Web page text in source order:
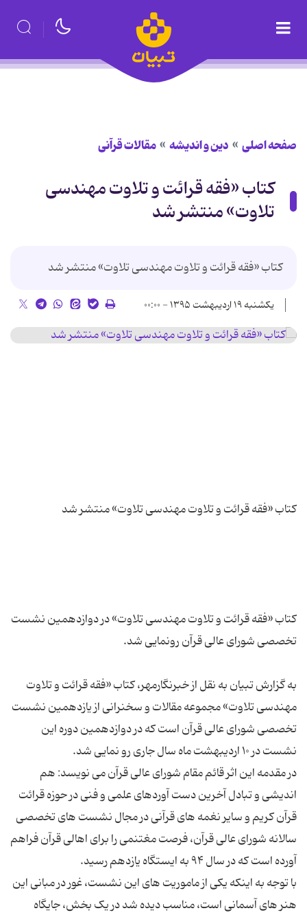
صفحه اصلی دین و اندیشه مقالات قرآنی
کتاب «فقه قرائت و تلاوت مهندسی
تلاوت» منتشر شد
کتاب «فقه قرائت و تلاوت مهندسی تلاوت» منتشر شد
یکشنبه ۱۹ اردیبهشت ۱۳۹۵ - ۰۰:۰۰
کتاب «فقه قرائت و تلاوت مهندسی تلاوت» در دوازدهمین نشست
به گزارش تبیان به نقل از خبرنگارمهر، کتاب «فقه قرائت و تلاوت
مهندسی تلاوت» مجموعه مقالات و سخنرانی از یازدهمین نشست
تخصصی شورای عالی قرآن است که در دوازدهمین دوره این
در مقدمه این اثر قائم مقام شورای عالی قرآن می نویسد: هم
اندیشی و تبادل آخرین دست آوردهای علمی و فنی در حوزه قرائت
قرآن کریم و سایر نغمه های قرآنی در مجال نشست های تخصصی
سالانه شورای عالی قرآن، فرصت مغتنمی را برای اهالی قرآن فراهم
با توجه به اینکه یکی از ماموریت های این نشست، غور در مبانی این
هنر های آسمانی است، مناسب دیده شد در یک بخش، جایگاه